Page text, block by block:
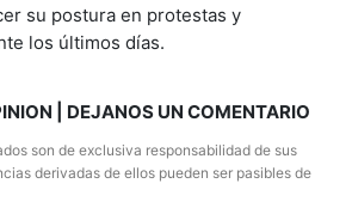
su postura en protestas y
los últimos días.
| DEJANOS UN COMENTARIO
son de exclusiva responsabilidad de sus
derivadas de ellos pueden ser pasibles de